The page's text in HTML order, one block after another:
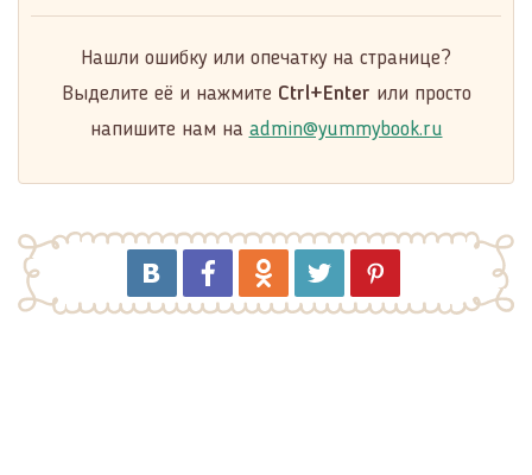
Нашли ошибку или опечатку на странице?
Выделите её и нажмите Ctrl+Enter или просто
напишите нам на admin@yummybook.ru